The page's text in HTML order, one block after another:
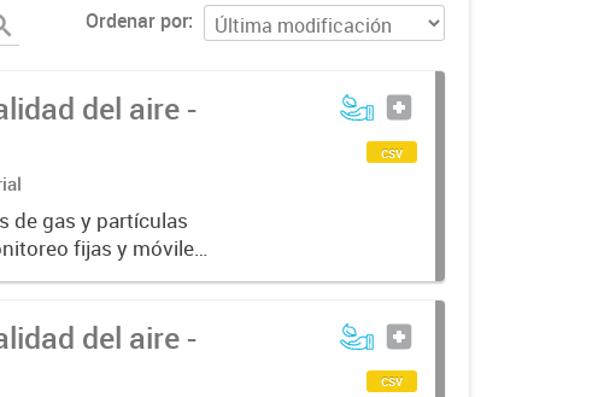
Ordenar por
del aire -
de gas y partículas
fijas y móviles.
pero a la
csv
del aire -
csv